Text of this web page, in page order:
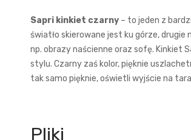
Sapri kinkiet czarny – to jeden z
światło skierowane jest ku górze,
np. obrazy naścienne oraz sofę. Kinkiet
stylu. Czarny zaś kolor, pięknie
tak samo pięknie, oświetli wyjście na